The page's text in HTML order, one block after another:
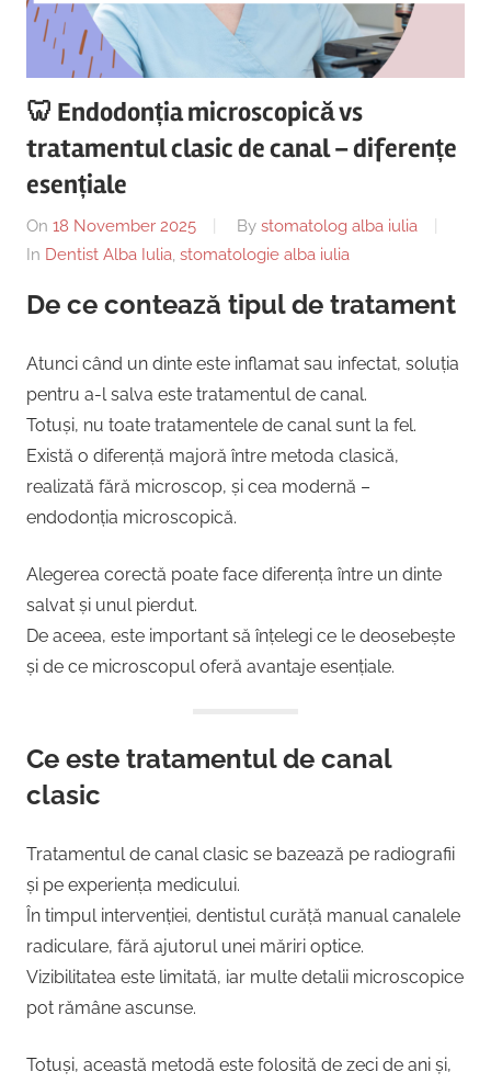
|
Centru
Implantologie
Copii,
Dentist,
Strada
Lăncrănjan
19,
Alba
Iulia
510218,
România
🦷 Endodonția microscopică vs
tratamentul clasic de canal – diferențe
esențiale
On 18 November 2025 By stomatolog alba iulia
In Dentist Alba Iulia stomatologie alba iulia
De ce contează tipul de tratament
Atunci când un dinte este inflamat sau infectat, soluția
pentru a-l salva este tratamentul de canal.
Totuși, nu toate tratamentele de canal sunt la fel.
Există o diferență majoră între metoda clasică,
realizată fără microscop, și cea modernă –
endodonția microscopică.
Alegerea corectă poate face diferența între un dinte
salvat și unul pierdut.
De aceea, este important să înțelegi ce le deosebește
și de ce microscopul oferă avantaje esențiale.
Ce este tratamentul de canal
clasic
Tratamentul de canal clasic se bazează pe radiografii
și pe experiența medicului.
În timpul intervenției, dentistul curăță manual canalele
radiculare, fără ajutorul unei măriri optice.
Vizibilitatea este limitată, iar multe detalii microscopice
pot rămâne ascunse.
Totuși, această metodă este folosită de zeci de ani și,